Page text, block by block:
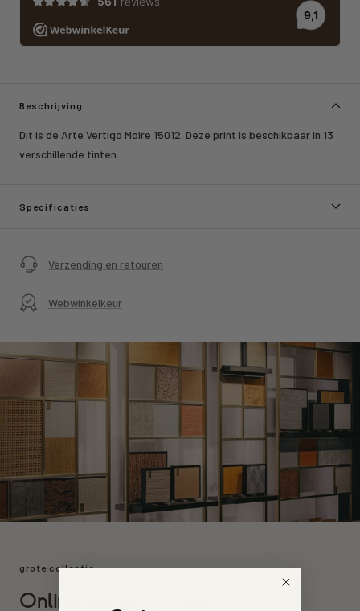
Beschrijving
Dit is de Arte Vertigo Moire 15012. Deze print is beschikbaar in 13
verschillende tinten.
Specificaties
Verzending en retouren
Webwinkelkeur
grote collectie
Online behang kopen